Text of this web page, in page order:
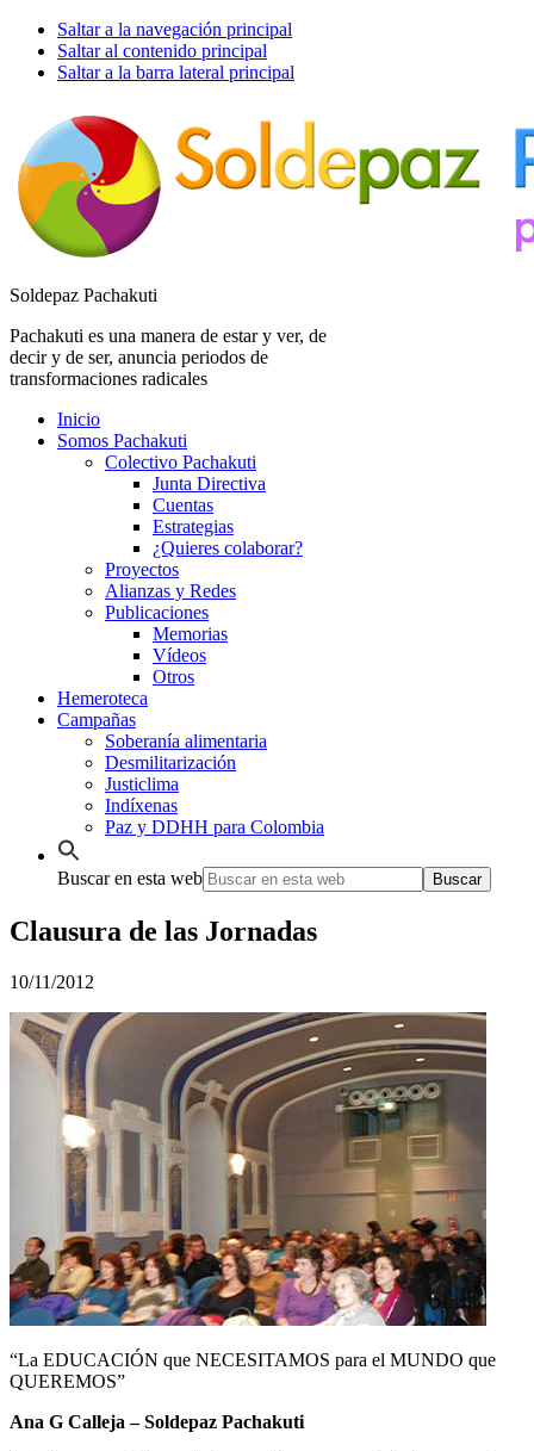
Saltar a la navegación principal
Saltar al contenido principal
Saltar a la barra lateral principal
Soldepaz Pachakuti
Pachakuti es una manera de estar y ver, de
decir y de ser, anuncia periodos de
transformaciones radicales
Inicio
Somos Pachakuti
Colectivo Pachakuti
Junta Directiva
Cuentas
Estrategias
¿Quieres colaborar?
Proyectos
Alianzas y Redes
Publicaciones
Memorias
Vídeos
Otros
Hemeroteca
Campañas
Soberanía alimentaria
Desmilitarización
Justiclima
Indíxenas
Paz y DDHH para Colombia
Buscar en esta web
Clausura de las Jornadas
10/11/2012
“La EDUCACIÓN que NECESITAMOS para el MUNDO que
QUEREMOS”
Ana G Calleja – Soldepaz Pachakuti